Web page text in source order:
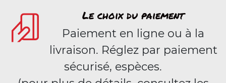
Le choix du paiement
Paiement en ligne ou à la
livraison. Réglez par paiement
sécurisé, espèces.